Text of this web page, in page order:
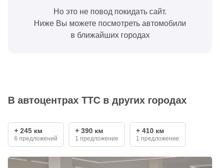
Но это не повод покидать сайт.
Ниже Вы можете посмотреть автомобили
в ближайших городах
В автоцентрах ТТС в других городах
+ 245 км
6 предложений
+ 390 км
1 предложение
+ 410 км
1 предложение